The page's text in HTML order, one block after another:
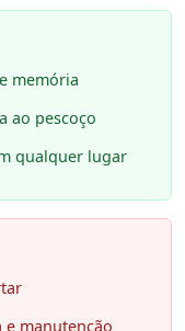
memória
ao pescoço
qualquer lugar
e manutenção